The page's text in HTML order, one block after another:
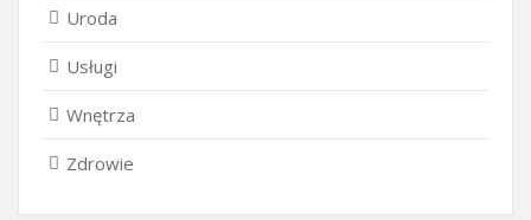
Uroda
Usługi
Wnętrza
Zdrowie